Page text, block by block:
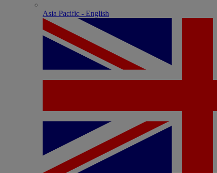
Asia Pacific - English